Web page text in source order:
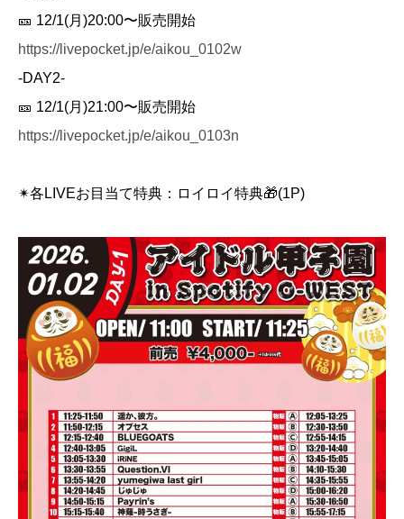
🎫 12/1(月)20:00〜販売開始
https://livepocket.jp/e/aikou_0102w
-DAY2-
🎫 12/1(月)21:00〜販売開始
https://livepocket.jp/e/aikou_0103n
✴︎各LIVEお目当て特典：ロイロイ特典🎁(1P)